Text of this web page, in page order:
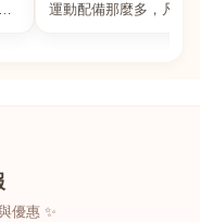
運動配備那麼多，凡舉
優惠 ✨